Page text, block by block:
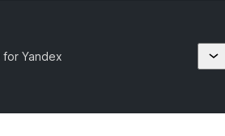
for Yandex